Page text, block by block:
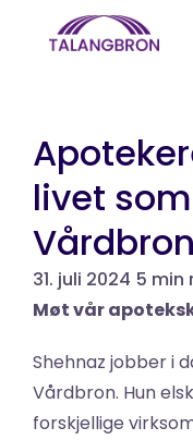
Branscher
Tjänster
Om oss
Nyheter
Ledige
livet
31. juli 2024 5 min
Møt vår
Shehnaz jobber i
Vårdbron. Hun
forskjellige